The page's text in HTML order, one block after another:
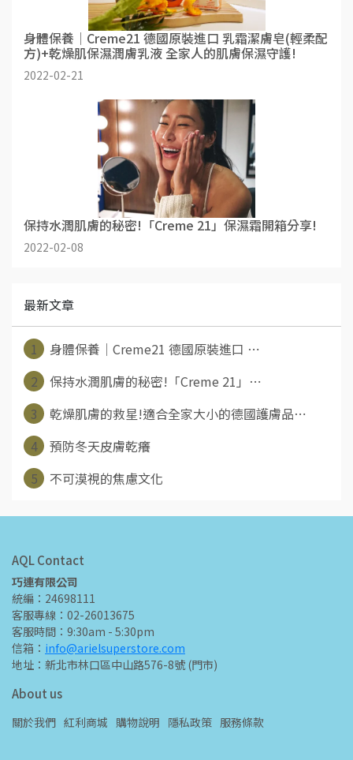
身體保養│Creme21 德國原裝進口 乳霜潔膚皂(輕柔配
方)+乾燥肌保濕潤膚乳液 全家人的肌膚保濕守護!
2022-02-21
保持水潤肌膚的秘密!「Creme 21」保濕霜開箱分享!
2022-02-08
最新文章
1
身體保養│Creme21 德國原裝進口 ⋯
2
保持水潤肌膚的秘密!「Creme 21」⋯
3
乾燥肌膚的救星!適合全家大小的德國護膚品⋯
4
預防冬天皮膚乾癢
5
不可漠視的焦慮文化
AQL Contact
巧連有限公司
統編：24698111
客服專線：02-26013675
客服時間：9:30am - 5:30pm
信箱： info@arielsuperstore.com
地址：新北市林口區中山路576-8號 (門市)
About us
關於我們 紅利商城 購物說明 隱私政策 服務條款